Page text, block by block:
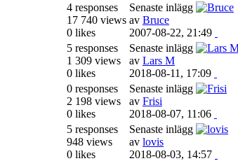
4 responses
17 740 views
0 likes
Senaste inlägg
av Bruce
2007-08-22, 21:49
5 responses
1 309 views
0 likes
Senaste inlägg
av Lars M
2018-08-11, 17:09
0 responses
2 198 views
0 likes
Senaste inlägg
av Frisi
2018-08-07, 11:06
5 responses
948 views
0 likes
Senaste inlägg
av lovis
2018-08-03, 14:57